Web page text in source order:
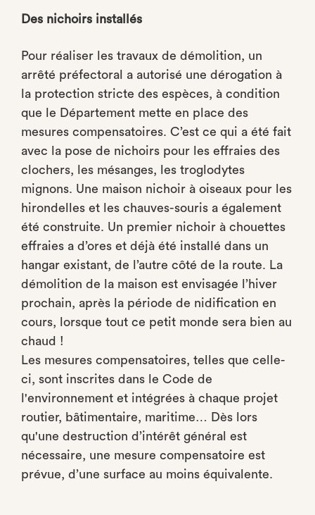
Des nichoirs installés
Pour réaliser les travaux de démolition, un
arrêté préfectoral a autorisé une dérogation à
la protection stricte des espèces, à condition
que le Département mette en place des
mesures compensatoires. C’est ce qui a été fait
avec la pose de nichoirs pour les effraies des
clochers, les mésanges, les troglodytes
mignons. Une maison nichoir à oiseaux pour les
hirondelles et les chauves-souris a également
été construite. Un premier nichoir à chouettes
effraies a d’ores et déjà été installé dans un
hangar existant, de l’autre côté de la route. La
démolition de la maison est envisagée l’hiver
prochain, après la période de nidification en
cours, lorsque tout ce petit monde sera bien au
chaud !
Les mesures compensatoires, telles que celle-
ci, sont inscrites dans le Code de
l'environnement et intégrées à chaque projet
routier, bâtimentaire, maritime… Dès lors
qu'une destruction d’intérêt général est
nécessaire, une mesure compensatoire est
prévue, d’une surface au moins équivalente.